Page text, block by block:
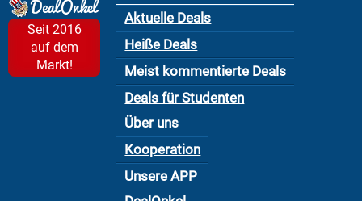
Seit 2016
auf dem
Markt!
Aktuelle Deals
Heiße Deals
Meist kommentierte Deals
Deals für Studenten
Über uns
Kooperation
Unsere APP